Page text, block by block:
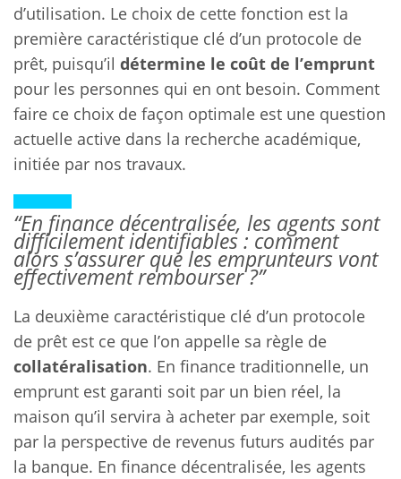
d’utilisation. Le choix de cette fonction est la
première caractéristique clé d’un protocole de
prêt, puisqu’il détermine le coût de l’emprunt
pour les personnes qui en ont besoin. Comment
faire ce choix de façon optimale est une question
actuelle active dans la recherche académique,
initiée par nos travaux.
“En finance décentralisée, les agents sont
difficilement identifiables : comment
alors s’assurer que les emprunteurs vont
effectivement rembourser ?”
La deuxième caractéristique clé d’un protocole
de prêt est ce que l’on appelle sa règle de
collatéralisation. En finance traditionnelle, un
emprunt est garanti soit par un bien réel, la
maison qu’il servira à acheter par exemple, soit
par la perspective de revenus futurs audités par
la banque. En finance décentralisée, les agents